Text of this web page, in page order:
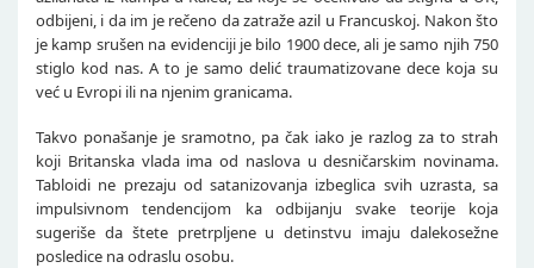
odbijeni, i da im je rečeno da zatraže azil u Francuskoj. Nakon što
je kamp srušen na evidenciji je bilo 1900 dece, ali je samo njih 750
stiglo kod nas. A to je samo delić traumatizovane dece koja su
već u Evropi ili na njenim granicama.
Takvo ponašanje je sramotno, pa čak iako je razlog za to strah
koji Britanska vlada ima od naslova u desničarskim novinama.
Tabloidi ne prezaju od satanizovanja izbeglica svih uzrasta, sa
impulsivnom tendencijom ka odbijanju svake teorije koja
sugeriše da štete pretrpljene u detinstvu imaju dalekosežne
posledice na odraslu osobu.